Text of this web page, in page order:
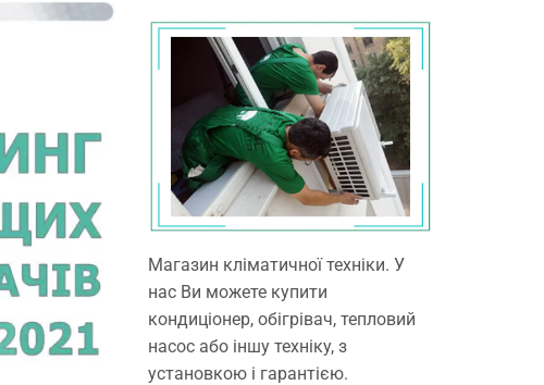
Магазин кліматичної техніки. У
нас Ви можете купити
кондиціонер, обігрівач, тепловий
насос або іншу техніку, з
установкою і гарантією.